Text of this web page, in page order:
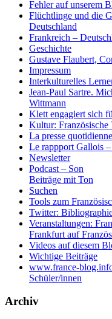
Fehler auf unserem
Flüchtlinge und die
Deutschland
Frankreich –
Geschichte
Gustave Flaubert,
Impressum
Interkulturelles
Jean-Paul Sartre.
Wittmann
Klett engagiert sich
Kultur: Französische
La presse
Le rappport Gallois
Newsletter
Podcast – Son
Beiträge mit Ton
Suchen
Tools zum
Twitter:
Veranstaltungen:
Frankfurt auf
Videos auf diesem
Wichtige Beiträge
www.france-
Schüler/innen
Archiv